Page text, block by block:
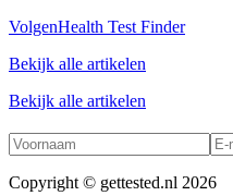
VolgenHealth Test Finder
Bekijk alle artikelen
Bekijk alle artikelen
Copyright © gettested.nl 2026